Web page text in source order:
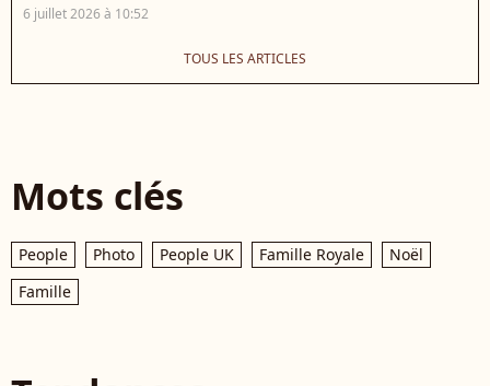
6 juillet 2026 à 10:52
TOUS LES ARTICLES
Mots clés
People Photo People UK Famille Royale
Noël
Famille